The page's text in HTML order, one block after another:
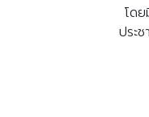
โด
ประ